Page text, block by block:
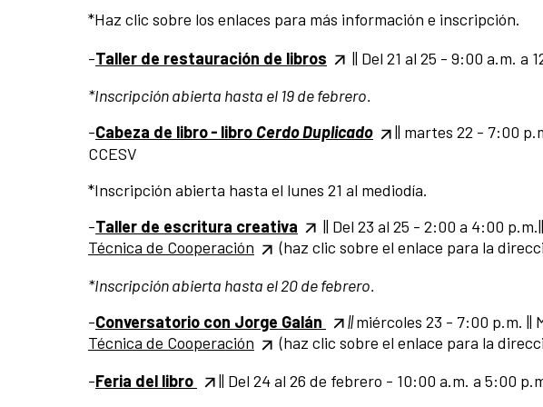
*Haz clic sobre los enlaces para más información e inscripción.
-Taller de restauración de libros
|| Del 21 al 25 - 9:00 a.m. a
*Inscripción abierta hasta el 19 de febrero.
-Cabeza de libro- libro Cerdo Duplicado
|| martes 22 - 7:00
CCESV
*Inscripción abierta hasta el lunes 21 al mediodía.
-Taller de escritura creativa || Del 23 al 25 - 2:00 a 4:00
Técnica de Cooperación
(haz clic sobre el enlace para la
*Inscripción abierta hasta el 20 de febrero.
-Conversatorio con Jorge Galán ||miércoles 23 - 7:00 p.m. ||
Técnica de Cooperación
(haz clic sobre el enlace para la
-Feria del libro
|| Del 24 al 26 de febrero - 10:00 a.m. a 5:00